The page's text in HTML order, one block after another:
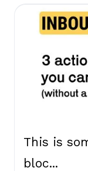
This is
bloc...